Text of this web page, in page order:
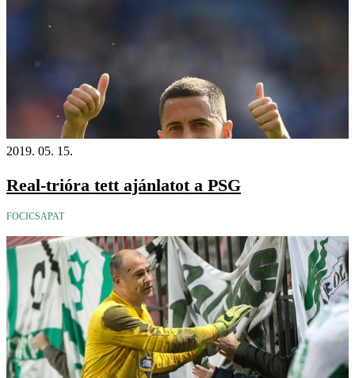
2019. 05. 15.
Real-trióra tett ajánlatot a PSG
FOCICSAPAT